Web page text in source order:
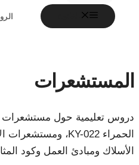
المستشعرات
الأسلاك ومبادئ العمل وكود